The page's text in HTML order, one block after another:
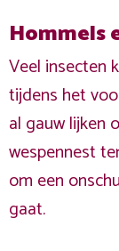
Hommels
Veel insecten
tijdens het
al gauw lijken
wespennest
om een
gaat.